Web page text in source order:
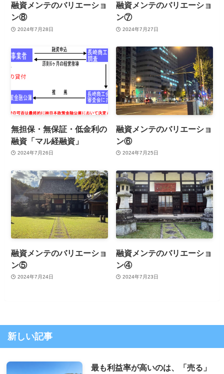
融資メンテのバリエーショ
ン⑧
2024年7月28日
融資メンテのバリエーショ
ン⑦
2024年7月27日
無担保・無保証・低金利の
融資「マル経融資」
2024年7月26日
融資メンテのバリエーショ
ン⑥
2024年7月25日
融資メンテのバリエーショ
ン⑤
2024年7月24日
融資メンテのバリエーショ
ン④
2024年7月23日
新しい記事
最も利益率が高いのは、「売る」